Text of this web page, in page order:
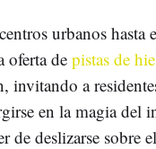
urbanos hasta
oferta de pistas de
invitando a
en la magia del
de deslizarse sobre